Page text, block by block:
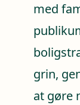
med
grin,
at gøre